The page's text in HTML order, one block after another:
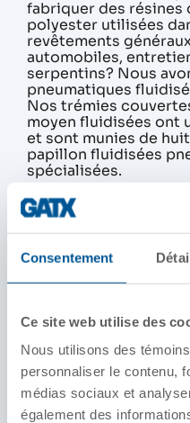
Consentement
Ce site web utilise des
Nous utilisons des
personnaliser le contenu,
médias sociaux et
également des
fabriquer des résines
polyester utilisées
revêtements
automobiles,
serpentins? Nous
pneumatiques
Nos trémies
moyen fluidisées ont
et sont munies de
papillon fluidisées
spécialisées.
DÉTAILS DE
Capacité nominale/
286 000 lb
Trappes
Circulaire ventilé
Circulaire non ventilé
Portes